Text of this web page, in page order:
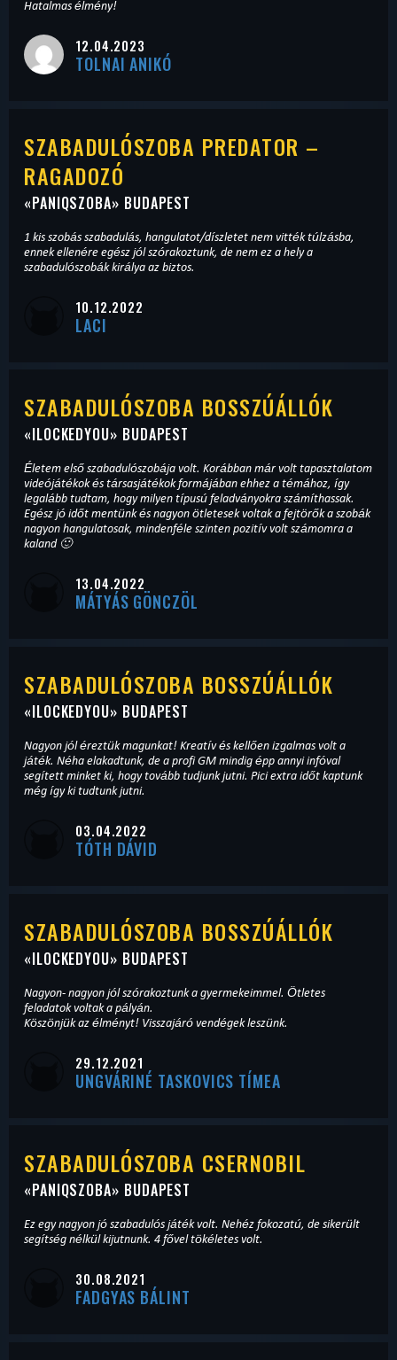
Hatalmas élmény!
12.04.2023
TOLNAI ANIKÓ
SZABADULÓSZOBA PREDATOR –
RAGADOZÓ
«PANIQSZOBA» BUDAPEST
1 kis szobás szabadulás, hangulatot/díszletet nem vitték túlzásba,
ennek ellenére egész jól szórakoztunk, de nem ez a hely a
szabadulószobák királya az biztos.
10.12.2022
LACI
SZABADULÓSZOBA BOSSZÚÁLLÓK
«ILOCKEDYOU» BUDAPEST
Életem első szabadulószobája volt. Korábban már volt tapasztalatom
videójátékok és társasjátékok formájában ehhez a témához, így
legalább tudtam, hogy milyen típusú feladványokra számíthassak.
Egész jó időt mentünk és nagyon ötletesek voltak a fejtörők a szobák
nagyon hangulatosak, mindenféle szinten pozitív volt számomra a
kaland 🙂
13.04.2022
MÁTYÁS GÖNCZÖL
SZABADULÓSZOBA BOSSZÚÁLLÓK
«ILOCKEDYOU» BUDAPEST
Nagyon jól éreztük magunkat! Kreatív és kellően izgalmas volt a
játék. Néha elakadtunk, de a profi GM mindig épp annyi infóval
segített minket ki, hogy tovább tudjunk jutni. Pici extra időt kaptunk
még így ki tudtunk jutni.
03.04.2022
TÓTH DÁVID
SZABADULÓSZOBA BOSSZÚÁLLÓK
«ILOCKEDYOU» BUDAPEST
Nagyon- nagyon jól szórakoztunk a gyermekeimmel. Ötletes
feladatok voltak a pályán.
Köszönjük az élményt! Visszajáró vendégek leszünk.
29.12.2021
UNGVÁRINÉ TASKOVICS TÍMEA
SZABADULÓSZOBA CSERNOBIL
«PANIQSZOBA» BUDAPEST
Ez egy nagyon jó szabadulós játék volt. Nehéz fokozatú, de sikerült
segítség nélkül kijutnunk. 4 fővel tökéletes volt.
30.08.2021
FADGYAS BÁLINT